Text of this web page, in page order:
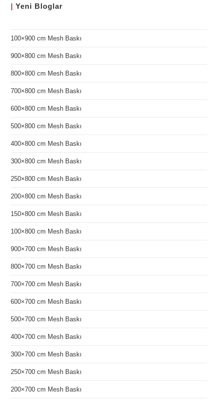
| Yeni Bloglar
100×900 cm Mesh Baskı
900×800 cm Mesh Baskı
800×800 cm Mesh Baskı
700×800 cm Mesh Baskı
600×800 cm Mesh Baskı
500×800 cm Mesh Baskı
400×800 cm Mesh Baskı
300×800 cm Mesh Baskı
250×800 cm Mesh Baskı
200×800 cm Mesh Baskı
150×800 cm Mesh Baskı
100×800 cm Mesh Baskı
900×700 cm Mesh Baskı
800×700 cm Mesh Baskı
700×700 cm Mesh Baskı
600×700 cm Mesh Baskı
500×700 cm Mesh Baskı
400×700 cm Mesh Baskı
300×700 cm Mesh Baskı
250×700 cm Mesh Baskı
200×700 cm Mesh Baskı